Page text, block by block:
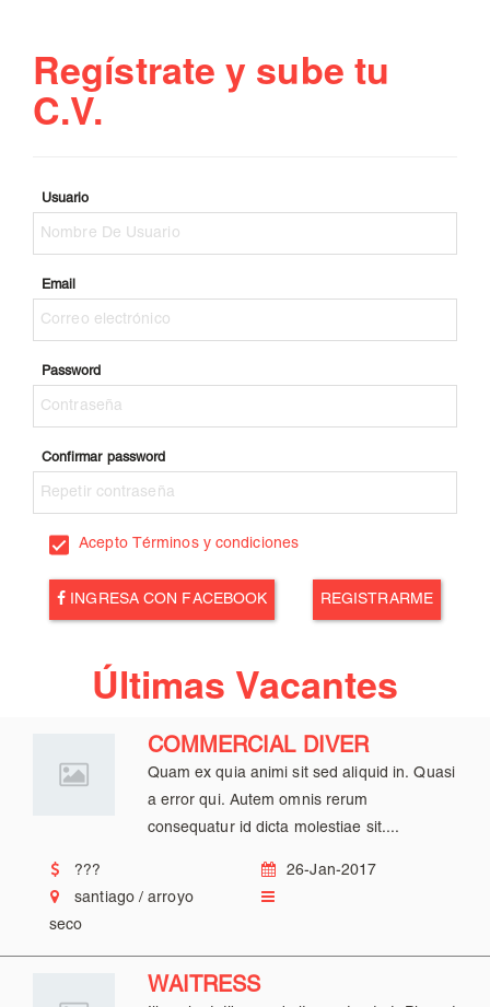
Regístrate y sube tu
C.V.
Usuario
Email
Password
Confirmar password
Acepto Términos y condiciones
INGRESA CON FACEBOOK
Últimas Vacantes
COMMERCIAL DIVER
Quam ex quia animi sit sed aliquid in. Quasi
a error qui. Autem omnis rerum
consequatur id dicta molestiae sit....
???
26-Jan-2017
santiago / arroyo
seco
WAITRESS